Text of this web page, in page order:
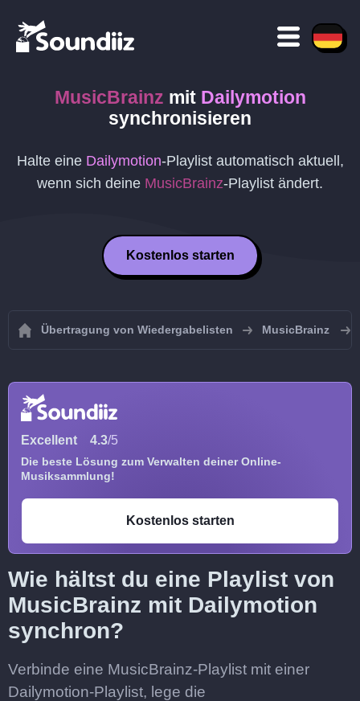
MusicBrainz mit Dailymotion
synchronisieren
Halte eine Dailymotion-Playlist automatisch aktuell,
wenn sich deine MusicBrainz-Playlist ändert.
Kostenlos starten
Übertragung von Wiedergabelisten MusicBrainz
Excellent 4.3/5
Die beste Lösung zum Verwalten deiner Online-
Musiksammlung!
Kostenlos starten
Wie hältst du eine Playlist von
MusicBrainz mit Dailymotion
synchron?
Verbinde eine MusicBrainz-Playlist mit einer
Dailymotion-Playlist, lege die